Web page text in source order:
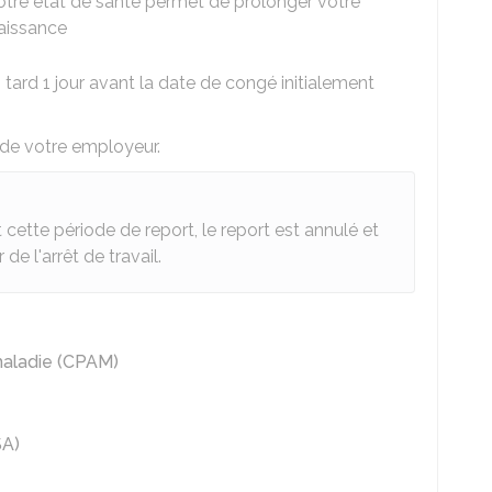
1 jour avant la date de congé initialement
votre employeur.
cette période de report, le report est annulé et
de l'arrêt de travail.
(CPAM)